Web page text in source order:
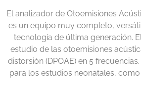
El analizador de Otoemisiones
es un equipo muy completo,
tecnología de última generación.
estudio de las otoemisiones
distorsión (DPOAE) en 5
para los estudios neonatales,